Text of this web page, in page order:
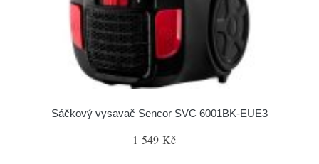
Sáčkový vysavač Sencor SVC 6001BK-EUE3
1 549 Kč